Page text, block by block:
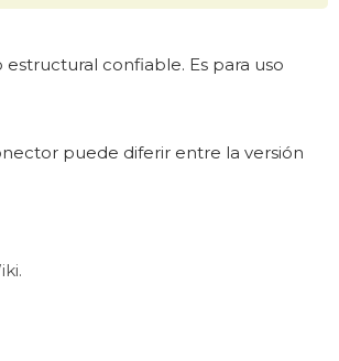
confiable. Es para uso
puede diferir entre la versión